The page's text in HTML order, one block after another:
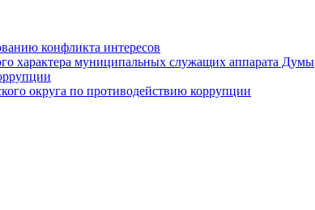
конфликта интересов
характера муниципальных служащих аппарата Думы
округа по противодействию коррупции